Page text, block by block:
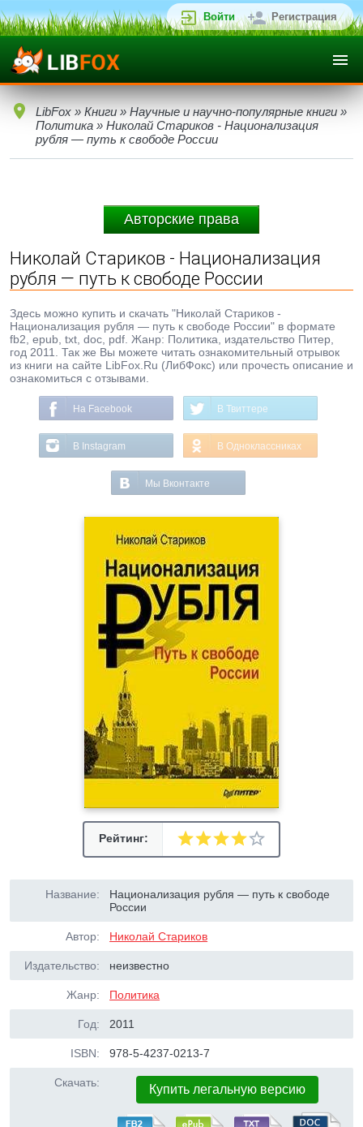
Войти Регистрация
LibFox » Книги » Научные и научно-популярные книги »
Политика » Николай Стариков - Национализация
рубля — путь к свободе России
Авторские права
Николай Стариков - Национализация
рубля — путь к свободе России
Здесь можно купить и скачать "Николай Стариков -
Национализация рубля — путь к свободе России" в формате
fb2, epub, txt, doc, pdf. Жанр: Политика, издательство Питер,
год 2011. Так же Вы можете читать ознакомительный отрывок
из книги на сайте LibFox.Ru (ЛибФокс) или прочесть описание и
ознакомиться с отзывами.
На Facebook В Твиттере
В Instagram В Одноклассниках
Мы Вконтакте
Рейтинг:
Название:
Национализация рубля — путь к свободе
России
Автор: Николай Стариков
Издательство: неизвестно
Жанр: Политика
Год: 2011
ISBN: 978-5-4237-0213-7
Скачать: Купить легальную версию